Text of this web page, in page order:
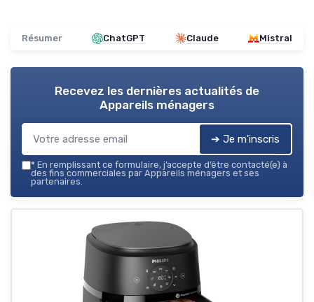
Résumer ChatGPT Claude Mistral
Recevez les dernières actualités de
Appareils ménagers
➔ Je m'inscris
* En remplissant ce formulaire, j’accepte d’être contacté(e) à
des fins commerciales par Appareils ménagers et ses
partenaires.